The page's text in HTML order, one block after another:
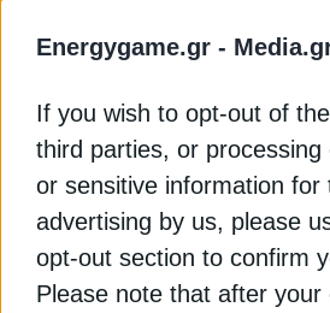
Energygame.gr -
If you wish to opt-out of
third parties, or
or sensitive information for
advertising by us, please
opt-out section to confirm
Please note that after
Ξεκαθαρίζοντας ότι οι
συνιστούν «ανάλυση
διαταραχές στον ενεργειακό
σχετικά βραχύβιες, το
«βλέπει» ότι η ανάπτυξη της
μπορούσε να μειωθεί κατά
προβλέπεται στις
προβλέψεις και ο
1%. Εάν οι διαταραχές